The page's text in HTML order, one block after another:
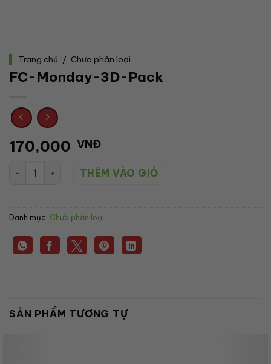
Trang chủ / Chưa phân loại
FC-Monday-3D-Pack
170,000 VNĐ
FC-Monday-3D-Pack số lượng
THÊM VÀO GIỎ
Danh mục: Chưa phân loại
SẢN PHẨM TƯƠNG TỰ